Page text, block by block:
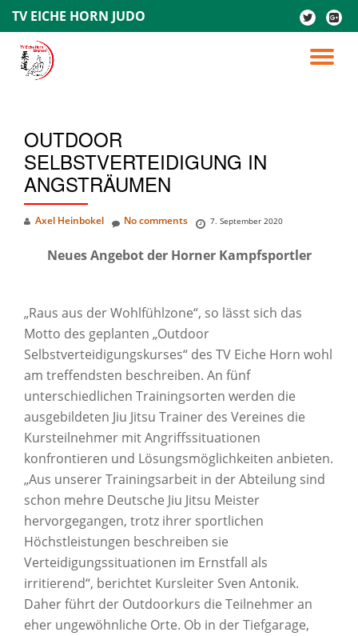
content
TV EICHE HORN JUDO
fa-
twitter
fa-
plus-
square
OUTDOOR
SELBSTVERTEIDIGUNG IN
ANGSTRÄUMEN
Axel Heinbokel 7. September 2020
No comments
Neues Angebot der Horner Kampfsportler
„Raus aus der Wohlfühlzone“, so lässt sich das
Motto des geplanten „Outdoor
Selbstverteidigungskurses“ des TV Eiche Horn wohl
am treffendsten beschreiben. An fünf
unterschiedlichen Trainingsorten werden die
ausgebildeten Jiu Jitsu Trainer des Vereines die
Kursteilnehmer mit Angriffssituationen
konfrontieren und Lösungsmöglichkeiten anbieten.
„Aus unserer Trainingsarbeit in der Abteilung sind
schon mehre Deutsche Jiu Jitsu Meister
hervorgegangen, trotz ihrer sportlichen
Höchstleistungen beschreiben sie
Verteidigungssituationen im Ernstfall als
irritierend“, berichtet Kursleiter Sven Antonik.
Daher führt der Outdoorkurs die Teilnehmer an
eher ungewöhnliche Orte. Ob in der Tiefgarage,